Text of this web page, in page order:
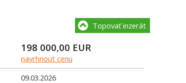
Topovať inzerát
198 000,00 EUR
navrhnout cenu
09.03.2026